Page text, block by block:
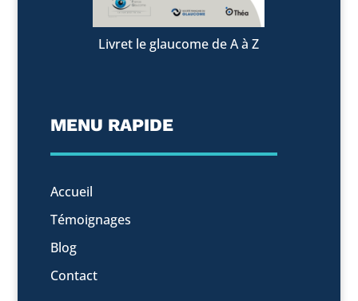
MENU RAPIDE
Accueil
Témoignages
Blog
Contact
Livret le glaucome de A à Z